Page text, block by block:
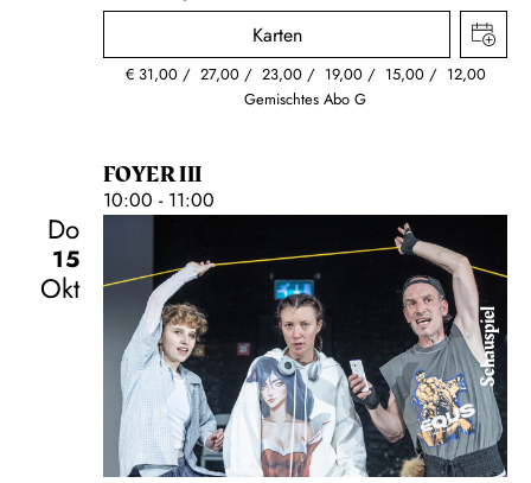
Karten
€ 31,00 27,00 23,00 19,00 15,00
12,00
Gemischtes Abo G
FOYER III
10:00 - 11:00
Do
15
Okt
Schauspiel